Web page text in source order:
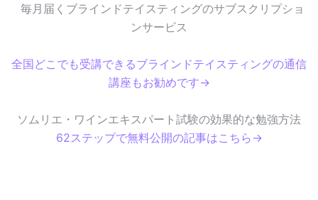
毎月届くブラインドテイスティングのサブスクリプショ
ンサービス
全国どこでも受講できるブラインドテイスティングの通信
講座もお勧めです→
ソムリエ・ワインエキスパート試験の効果的な勉強方法
62ステップで無料公開の記事はこちら→